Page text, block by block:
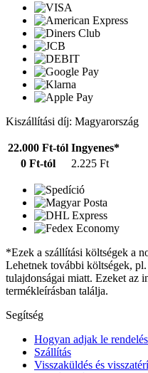
Kiszállítási díj: Magyarország
22.000 Ft-tól Ingyenes*
0 Ft-tól
2.225 Ft
*Ezek a szállítási költségek a
Lehetnek további költségek,
tulajdonságai miatt. Ezeket az
termékleírásban találja.
Segítség
Hogyan adjak le
Szállítás
Visszaküldés és